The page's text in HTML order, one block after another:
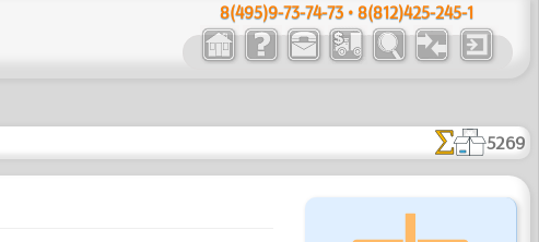
8(495)9-73-74-73 • 8(812)425-245-1
5269